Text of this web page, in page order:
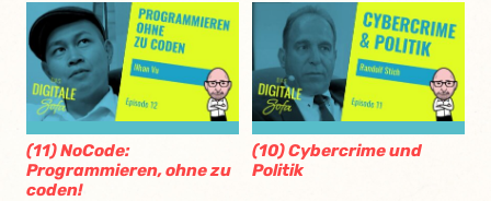
(11) NoCode:
Programmieren, ohne zu
coden!
(10) Cybercrime und
Politik